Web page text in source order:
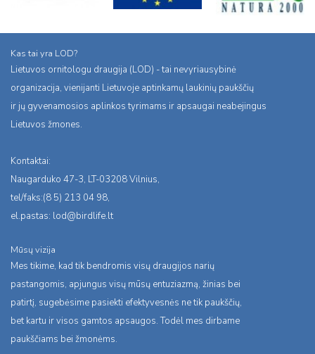
Kas tai yra LOD?
Lietuvos ornitologu draugija (LOD) - tai nevyriausybinė
organizacija, vienijanti Lietuvoje aptinkamų laukinių paukščių
ir jų gyvenamosios aplinkos tyrimams ir apsaugai neabejingus
Lietuvos žmones.
Kontaktai:
Naugarduko 47-3, LT-03208 Vilnius,
tel/faks:(8 5) 213 04 98,
el.pastas: lod@birdlife.lt
Mūsų vizija
Mes tikime, kad tik bendromis visų draugijos narių
pastangomis, apjungus visų mūsų entuziazmą, žinias bei
patirtį, sugebėsime pasiekti efektyvesnės ne tik paukščių,
bet kartu ir visos gamtos apsaugos. Todėl mes dirbame
paukščiams bei žmonėms.